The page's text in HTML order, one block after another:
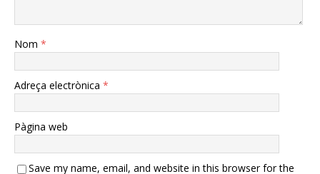
Nom *
Adreça electrònica *
Pàgina web
Save my name, email, and website in this browser for the